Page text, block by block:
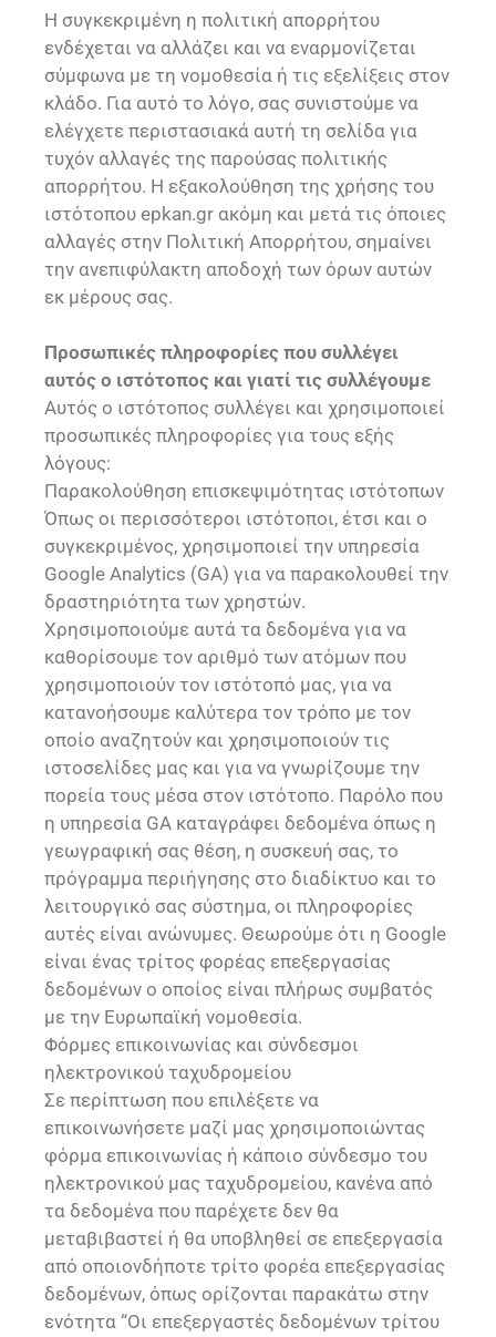
Η συγκεκριμένη η πολιτική απορρήτου
ενδέχεται να αλλάζει και να εναρμονίζεται
σύμφωνα με τη νομοθεσία ή τις εξελίξεις στον
κλάδο. Για αυτό το λόγο, σας συνιστούμε να
ελέγχετε περιστασιακά αυτή τη σελίδα για
τυχόν αλλαγές της παρούσας πολιτικής
απορρήτου. Η εξακολούθηση της χρήσης του
ιστότοπου epkan.gr ακόμη και μετά τις όποιες
αλλαγές στην Πολιτική Απορρήτου, σημαίνει
την ανεπιφύλακτη αποδοχή των όρων αυτών
εκ μέρους σας.
Προσωπικές πληροφορίες που συλλέγει
αυτός ο ιστότοπος και γιατί τις συλλέγουμε
Αυτός ο ιστότοπος συλλέγει και χρησιμοποιεί
προσωπικές πληροφορίες για τους εξής
λόγους:
Παρακολούθηση επισκεψιμότητας ιστότοπων
Όπως οι περισσότεροι ιστότοποι, έτσι και ο
συγκεκριμένος, χρησιμοποιεί την υπηρεσία
Google Analytics (GA) για να παρακολουθεί την
δραστηριότητα των χρηστών.
Χρησιμοποιούμε αυτά τα δεδομένα για να
καθορίσουμε τον αριθμό των ατόμων που
χρησιμοποιούν τον ιστότοπό μας, για να
κατανοήσουμε καλύτερα τον τρόπο με τον
οποίο αναζητούν και χρησιμοποιούν τις
ιστοσελίδες μας και για να γνωρίζουμε την
πορεία τους μέσα στον ιστότοπο. Παρόλο που
η υπηρεσία GA καταγράφει δεδομένα όπως η
γεωγραφική σας θέση, η συσκευή σας, το
πρόγραμμα περιήγησης στο διαδίκτυο και το
λειτουργικό σας σύστημα, οι πληροφορίες
αυτές είναι ανώνυμες. Θεωρούμε ότι η Google
είναι ένας τρίτος φορέας επεξεργασίας
δεδομένων ο οποίος είναι πλήρως συμβατός
με την Ευρωπαϊκή νομοθεσία.
Φόρμες επικοινωνίας και σύνδεσμοι
ηλεκτρονικού ταχυδρομείου
Σε περίπτωση που επιλέξετε να
επικοινωνήσετε μαζί μας χρησιμοποιώντας
φόρμα επικοινωνίας ή κάποιο σύνδεσμο του
ηλεκτρονικού μας ταχυδρομείου, κανένα από
τα δεδομένα που παρέχετε δεν θα
μεταβιβαστεί ή θα υποβληθεί σε επεξεργασία
από οποιονδήποτε τρίτο φορέα επεξεργασίας
δεδομένων, όπως ορίζονται παρακάτω στην
ενότητα “Οι επεξεργαστές δεδομένων τρίτου